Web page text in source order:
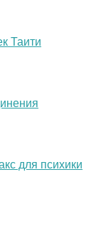
Таити
для психики